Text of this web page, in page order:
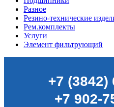
Разное
Резино-технические
Рем.комплекты
Услуги
Элемент фильтрующий
+7 (3842)
+7 902-